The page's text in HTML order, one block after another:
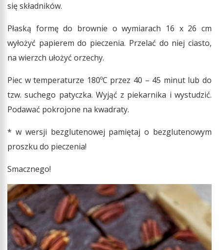
się składników.
Płaską formę do brownie o wymiarach 16 x 26 cm
wyłożyć papierem do pieczenia. Przelać do niej ciasto,
na wierzch ułożyć orzechy.
Piec w temperaturze 180ºC przez 40 – 45 minut lub do
tzw. suchego patyczka. Wyjąć z piekarnika i wystudzić.
Podawać pokrojone na kwadraty.
* w wersji bezglutenowej pamiętaj o bezglutenowym
proszku do pieczenia!
Smacznego!